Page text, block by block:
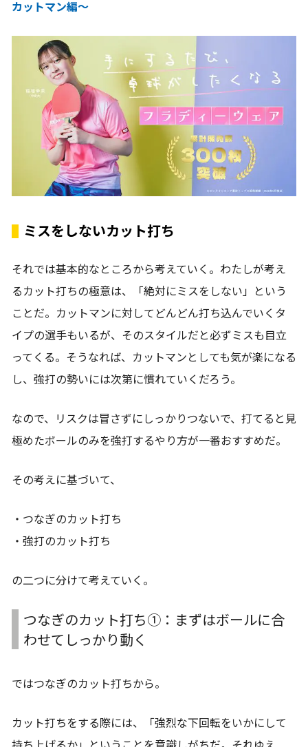
カットマン編～
ミスをしないカット打ち
それでは基本的なところから考えていく。わたしが考え
るカット打ちの極意は、「絶対にミスをしない」という
ことだ。カットマンに対してどんどん打ち込んでいくタ
イプの選手もいるが、そのスタイルだと必ずミスも目立
ってくる。そうなれば、カットマンとしても気が楽になる
し、強打の勢いには次第に慣れていくだろう。
なので、リスクは冒さずにしっかりつないで、打てると見
極めたボールのみを強打するやり方が一番おすすめだ。
その考えに基づいて、
・つなぎのカット打ち
・強打のカット打ち
の二つに分けて考えていく。
つなぎのカット打ち①：まずはボールに合
わせてしっかり動く
ではつなぎのカット打ちから。
カット打ちをする際には、「強烈な下回転をいかにして